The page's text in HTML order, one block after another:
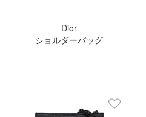
Dior
ショルダーバッグ